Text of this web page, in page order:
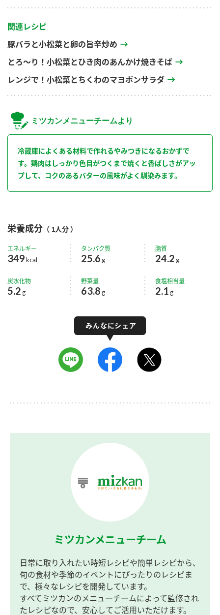
関連レシピ
豚バラと小松菜と卵の旨辛炒め
とろ～り！小松菜とひき肉のあんかけ焼きそば
レンジで！小松菜とちくわのマヨポンサラダ
ミツカンメニューチームより
冷蔵庫によくある材料で作れるやみつきになるおかずで
す。鶏肉はしっかり色目がつくまで焼くと香ばしさがアッ
プして、コクのあるバターの風味がよく馴染みます。
栄養成分 （ 1人分 ）
エネルギー
349kcal
タンパク質
25.6 g
脂質
24.2 g
炭水化物
5.2 g
野菜量
63.8 g
食塩相当量
2.1 g
ミツカンメニューチーム
日常に取り入れたい時短レシピや簡単レシピから、
旬の食材や季節のイベントにぴったりのレシピま
で、様々なレシピを開発しています。
すべてミツカンのメニューチームによって監修され
たレシピなので、安心してご活用いただけます。